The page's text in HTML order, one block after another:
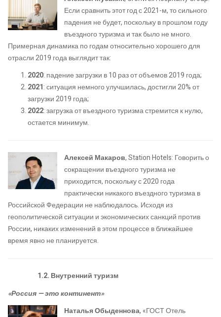
Если сравнить этот год с 2021-м, то сильного
падения не будет, поскольку в прошлом году
въездного туризма и так было не много.
Примерная динамика по годам относительно хорошего для
отрасли 2019 года выглядит так:
2020: падение загрузки в 10 раз от объемов 2019 года;
2021: ситуация немного улучшилась, достигли 20% от
загрузки 2019 года;
2022: загрузка от въездного туризма стремится к нулю,
остается минимум.
Алексей Макаров, Station Hotels: Говорить о
сокращении въездного туризма не
приходится, поскольку с 2020 года
практически никакого въездного туризма в
Российской Федерации не наблюдалось. Исходя из
геополитической ситуации и экономических санкций против
России, никаких изменений в этом процессе в ближайшее
время явно не планируется.
1.2. Внутренний туризм
«Россия — это континент»
Наталья Обыденнова, «ГОСТ Отель